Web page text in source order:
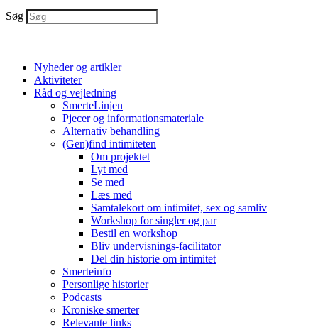
Søg
Nyheder og artikler
Aktiviteter
Råd og vejledning
SmerteLinjen
Pjecer og informationsmateriale
Alternativ behandling
(Gen)find intimiteten
Om projektet
Lyt med
Se med
Læs med
Samtalekort om intimitet, sex og samliv
Workshop for singler og par
Bestil en workshop
Bliv undervisnings-facilitator
Del din historie om intimitet
Smerteinfo
Personlige historier
Podcasts
Kroniske smerter
Relevante links